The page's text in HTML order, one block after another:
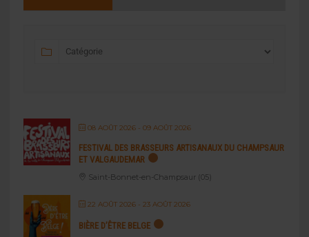
08 AOÛT 2026- 09 AOÛT 2026
FESTIVAL DES BRASSEURS ARTISANAUX DU CHAMPSAUR
ET VALGAUDEMAR
Saint-Bonnet-en-Champsaur (05)
22 AOÛT 2026- 23 AOÛT 2026
BIÈRE D’ÊTRE BELGE